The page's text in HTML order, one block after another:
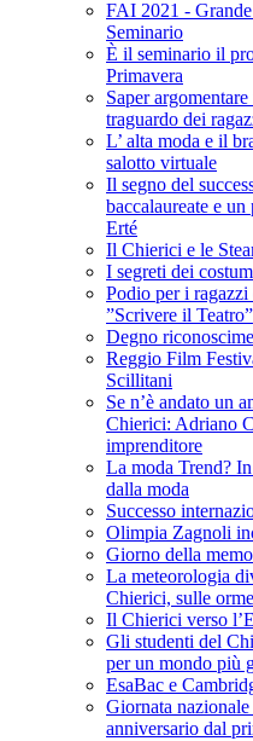
FAI 2021 -
Seminario
È il seminario il
Primavera
Saper
traguardo dei
L’ alta moda e il
salotto virtuale
Il segno del
baccalaureate e
Erté
Il Chierici e le
I segreti dei
Podio per i
”Scrivere il Teatro”
Degno
Reggio Film
Scillitani
Se n’è andato un
Chierici: Adriano
imprenditore
La moda Trend?
dalla moda
Successo
Olimpia Zagnoli
Giorno della
La meteorologia
Chierici, sulle
Il Chierici verso
Gli studenti del
per un mondo più
EsaBac e
Giornata
anniversario dal